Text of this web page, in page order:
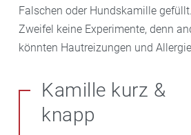
Falschen oder Hundskamille
Zweifel keine Experimente, denn
könnten Hautreizungen und
Kamille kurz &
knapp